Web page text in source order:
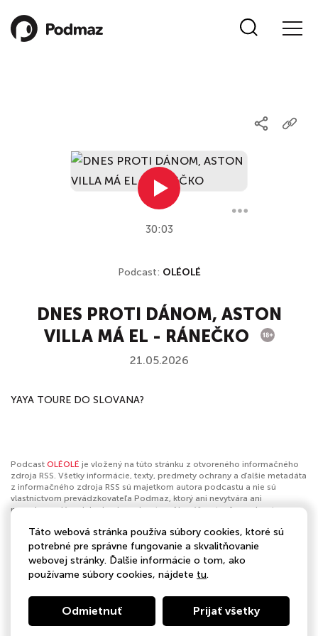
30:03
Podcast: OLÉOLÉ
DNES PROTI DÁNOM, ASTON
VILLA MÁ EL - RÁNEČKO
21.05.2026
YAYA TOURE DO SLOVANA?
Podcast OLÉOLÉ je vložený na túto stránku z otvoreného informačného
zdroja RSS. Všetky informácie, texty, predmety ochrany a ďalšie metadáta
z informačného zdroja RSS sú majetkom autora podcastu a nie sú
vlastníctvom prevádzkovateľa Podmaz, ktorý ani nevytvára ani
nezodpovedá za ich obsah podcastov. Ak máš za to, že podcast
obsah. Ak je toto tvoj podcast a chceš získať kontrolu nad týmto profilom
klikni sem.
Autor:BAUER MEDIA Slovakia
Kategórie:
Táto webová stránka používa súbory cookies, ktoré sú
potrebné pre správne fungovanie a skvalitňovanie
webovej stránky. Ďalšie informácie o tom, ako
používame súbory cookies, nájdete tu.
Odmietnuť Prijať všetky